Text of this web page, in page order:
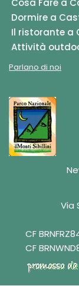
Cosa Fare a
Dormire a
Il ristorante a
Attività
Parlano di noi
Via
CF
CF